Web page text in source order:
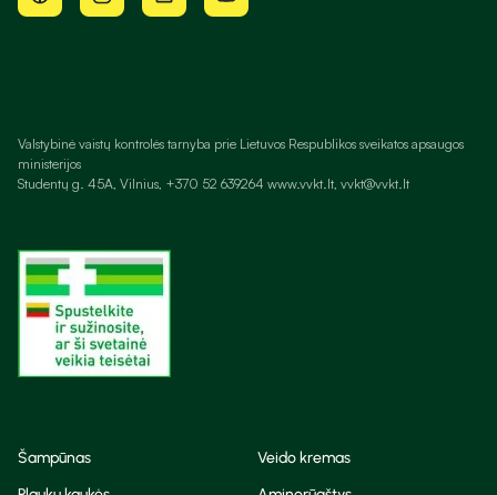
Valstybinė vaistų kontrolės tarnyba prie Lietuvos Respublikos sveikatos apsaugos
ministerijos
Studentų g. 45A, Vilnius, +370 52 639264 www.vvkt.lt, vvkt@vvkt.lt
Šampūnas
Veido kremas